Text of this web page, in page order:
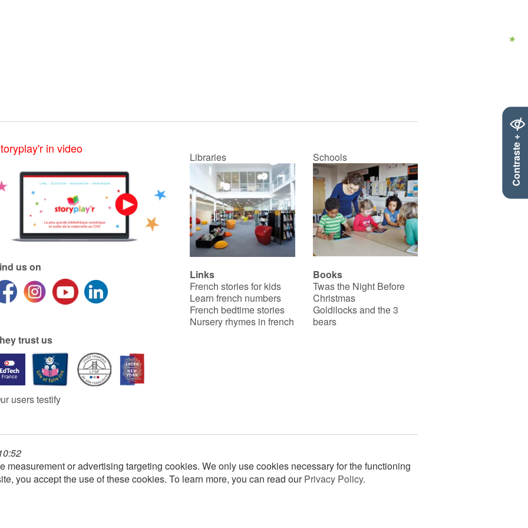
Contraste +
in video
us on
trust us
users testify
Libraries Schools
Links
French stories for kids
Learn french numbers
French bedtime stories
Nursery rhymes in french
Books
Twas the Night Before
Christmas
Goldilocks and the 3
bears
measurement or advertising targeting cookies. We only use cookies necessary for the functioning
you accept the use of these cookies. To learn more, you can read ourPrivacy Policy.